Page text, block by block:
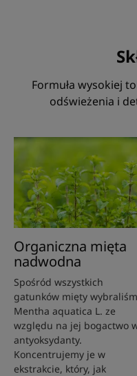
Formuła wysokiej
odświeżenia i
Organiczna mięta
nadwodna
Spośród wszystkich
gatunków mięty
Mentha aquatica L. ze
względu na jej bogactwo
antyoksydanty.
Koncentrujemy je w
ekstrakcie, który, jak